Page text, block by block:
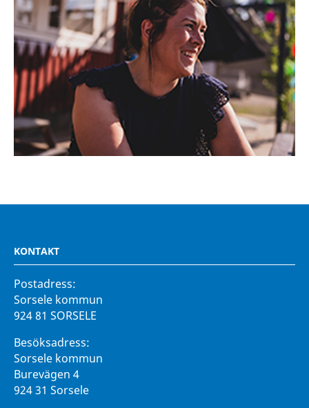
KONTAKT
Postadress:
Sorsele kommun
924 81 SORSELE
Besöksadress:
Sorsele kommun
Burevägen 4
924 31 Sorsele